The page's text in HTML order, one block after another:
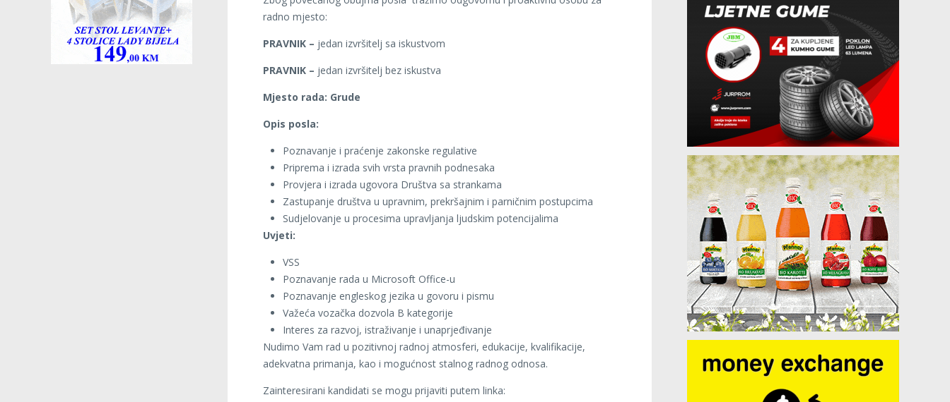
radno mjesto:
PRAVNIK – jedan izvršitelj sa iskustvom
PRAVNIK – jedan izvršitelj bez iskustva
Mjesto rada: Grude
Opis posla:
Poznavanje i praćenje zakonske regulative
Priprema i izrada svih vrsta pravnih podnesaka
Provjera i izrada ugovora Društva sa strankama
Zastupanje društva u upravnim, prekršajnim i parničnim postupcima
Sudjelovanje u procesima upravljanja ljudskim potencijalima
Uvjeti:
VSS
Poznavanje rada u Microsoft Office-u
Poznavanje engleskog jezika u govoru i pismu
Važeća vozačka dozvola B kategorije
Interes za razvoj, istraživanje i unaprjeđivanje
Nudimo Vam rad u pozitivnoj radnoj atmosferi, edukacije, kvalifikacije,
adekvatna primanja, kao i mogućnost stalnog radnog odnosa.
Zainteresirani kandidati se mogu prijaviti putem linka: